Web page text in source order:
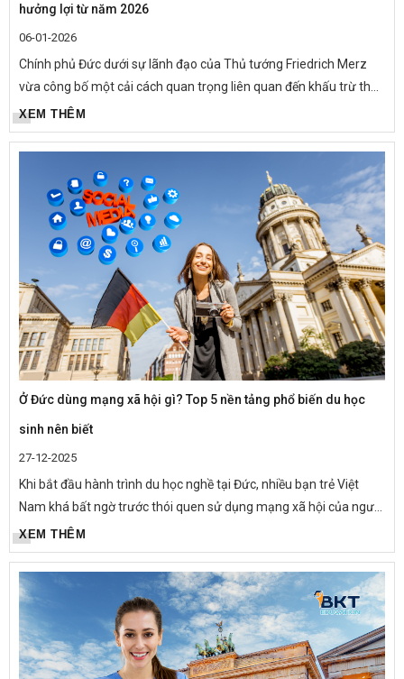
hưởng lợi từ năm 2026
06-01-2026
Chính phủ Đức dưới sự lãnh đạo của Thủ tướng Friedrich Merz
vừa công bố một cải cách quan trọng liên quan đến khấu trừ thuế
chi phí đi lại, dự kiến áp dụng từ ngày 01/01/2026. Chính...
XEM THÊM
Ở Đức dùng mạng xã hội gì? Top 5 nền tảng phổ biến du học
sinh nên biết
27-12-2025
Khi bắt đầu hành trình du học nghề tại Đức, nhiều bạn trẻ Việt
Nam khá bất ngờ trước thói quen sử dụng mạng xã hội của người
Đức. Những ứng dụng quen thuộc tại Việt Nam chưa chắc đã
phổ...
XEM THÊM